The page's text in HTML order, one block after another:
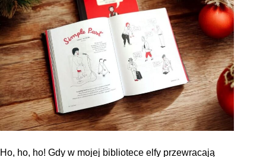
Ho, ho, ho! Gdy w mojej bibliotece elfy przewracają